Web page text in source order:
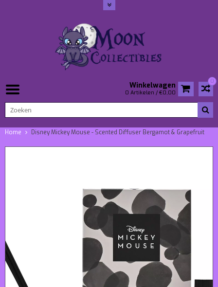
0
Winkelwagen
0 Artikelen / €0,00
Home Disney Mickey Mouse - Scented Diffuser Bergamot & Grapefruit